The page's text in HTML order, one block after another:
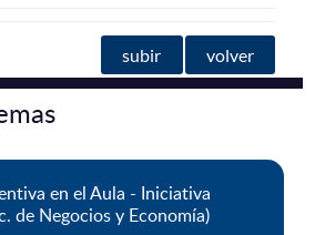
subir volver
en el Aula - Iniciativa
de Negocios y Economía)